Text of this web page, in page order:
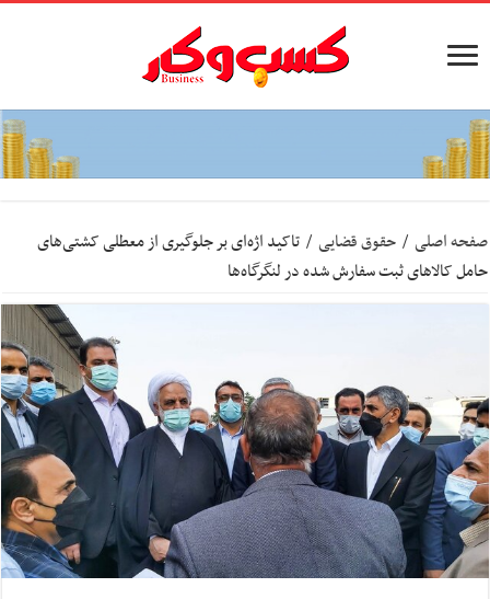
صفحه اصلی / حقوق قضایی / تاکید اژه‌ای بر جلوگیری از معطلی کشتی‌های
حامل کالاهای ثبت سفارش شده در لنگرگاه‌ها